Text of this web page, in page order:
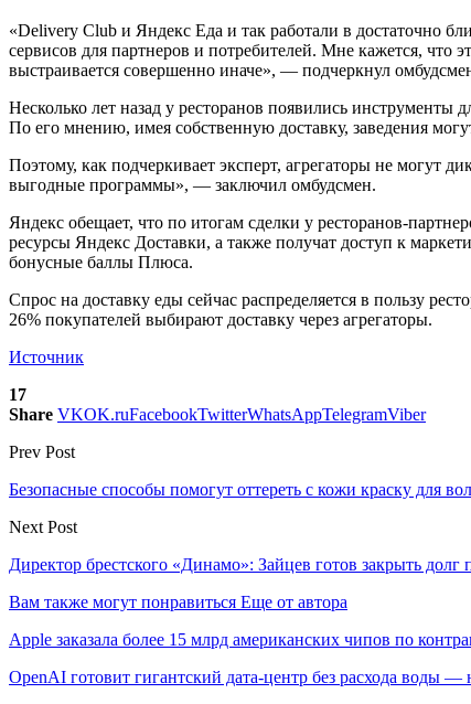
«Delivery Club и Яндекс Еда и так работали в достаточно
сервисов для партнеров и потребителей. Мне кажется,
выстраивается совершенно иначе», — подчеркнул
Несколько лет назад у ресторанов появились инструменты
По его мнению, имея собственную доставку, заведения
Поэтому, как подчеркивает эксперт, агрегаторы не могут
выгодные программы», — заключил омбудсмен.
Яндекс обещает, что по итогам сделки у ресторанов-
ресурсы Яндекс Доставки, а также получат доступ к
бонусные баллы Плюса.
Спрос на доставку еды сейчас распределяется в пользу
26% покупателей выбирают доставку через агрегаторы.
Источник
17
Share VKOK.ruFacebookTwitterWhatsAppTelegramViber
Prev Post
Безопасные способы помогут оттереть с кожи краску для
Next Post
Директор брестского «Динамо»: Зайцев готов закрыть
Вам также могут понравиться Еще от автора
Apple заказала более 15 млрд американских чипов по
OpenAI готовит гигантский дата-центр без расхода воды